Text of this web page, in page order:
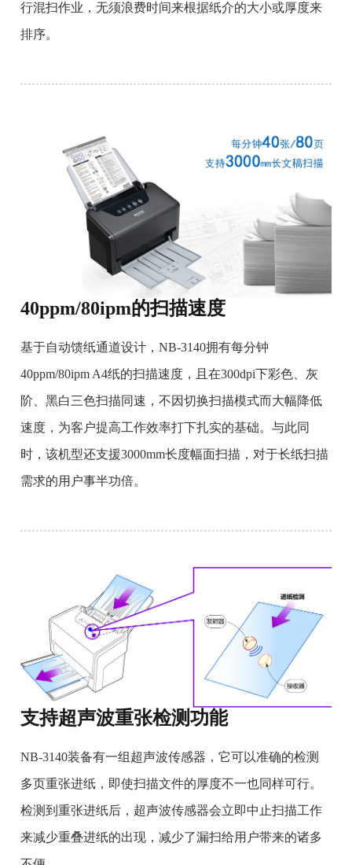
行混扫作业，无须浪费时间来根据纸介的大小或厚度来
排序。
40ppm/80ipm的扫描速度
基于自动馈纸通道设计，NB-3140拥有每分钟
40ppm/80ipm A4纸的扫描速度，且在300dpi下彩色、灰
阶、黑白三色扫描同速，不因切换扫描模式而大幅降低
速度，为客户提高工作效率打下扎实的基础。与此同
时，该机型还支援3000mm长度幅面扫描，对于长纸扫描
需求的用户事半功倍。
支持超声波重张检测功能
NB-3140装备有一组超声波传感器，它可以准确的检测
多页重张进纸，即使扫描文件的厚度不一也同样可行。
检测到重张进纸后，超声波传感器会立即中止扫描工作
来减少重叠进纸的出现，减少了漏扫给用户带来的诸多